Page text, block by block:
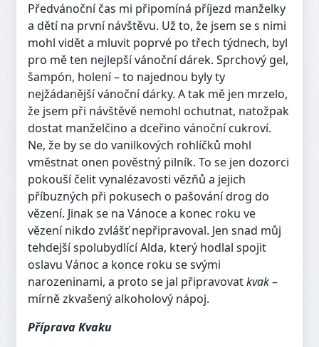
Předvánoční čas mi připomíná příjezd manželky
a dětí na první návštěvu. Už to, že jsem se s nimi
mohl vidět a mluvit poprvé po třech týdnech, byl
pro mě ten nejlepší vánoční dárek. Sprchový gel,
šampón, holení – to najednou byly ty
nejžádanější vánoční dárky. A tak mě jen mrzelo,
že jsem při návštěvě nemohl ochutnat, natožpak
dostat manželčino a dceřino vánoční cukroví.
Ne, že by se do vanilkových rohlíčků mohl
vměstnat onen pověstný pilník. To se jen dozorci
pokouší čelit vynalézavosti vězňů a jejich
příbuzných při pokusech o pašování drog do
vězení. Jinak se na Vánoce a konec roku ve
vězení nikdo zvlášť nepřipravoval. Jen snad můj
tehdejší spolubydlící Alda, který hodlal spojit
oslavu Vánoc a konce roku se svými
narozeninami, a proto se jal připravovatkvak–
mírně zkvašený alkoholový nápoj.
Příprava Kvaku